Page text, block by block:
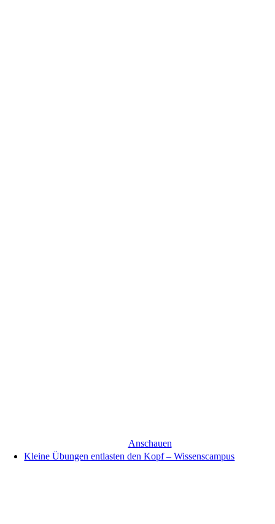
Anschauen
Kleine Übungen entlasten den Kopf – Wissenscampus